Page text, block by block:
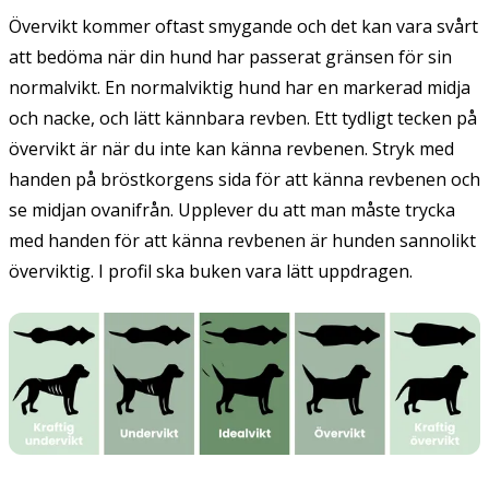
Övervikt kommer oftast smygande och det kan vara svårt
att bedöma när din hund har passerat gränsen för sin
normalvikt. En normalviktig hund har en markerad midja
och nacke, och lätt kännbara revben. Ett tydligt tecken på
övervikt är när du inte kan känna revbenen. Stryk med
handen på bröstkorgens sida för att känna revbenen och
se midjan ovanifrån. Upplever du att man måste trycka
med handen för att känna revbenen är hunden sannolikt
överviktig. I profil ska buken vara lätt uppdragen.